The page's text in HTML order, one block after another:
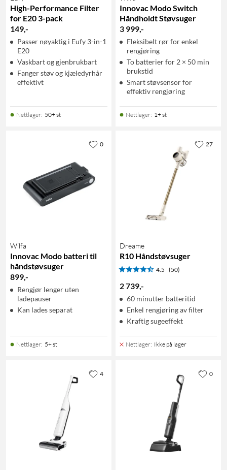
High-Performance Filter
for E20 3-pack
149,-
Passer nøyaktig i Eufy 3-in-1
E20
Vaskbart og gjenbrukbart
Fanger støv og kjæledyrhår
effektivt
Nettlager: 50+ st
Innovac Modo Switch
Håndholdt Støvsuger
3 999,-
Fleksibelt rør for enkel
rengjøring
To batterier for 2 × 50 min
brukstid
Smart støvsensor for
effektiv rengjøring
Nettlager: 1+ st
Wilfa
Innovac Modo batteri til
håndstøvsuger
899,-
Rengjør lenger uten
ladepauser
Kan lades separat
Nettlager: 5+ st
0
Dreame
R10 Håndstøvsuger
4.5 (50)
2 739,-
60 minutter batteritid
Enkel rengjøring av filter
Kraftig sugeeffekt
Nettlager: Ikke på lager
27
4 0